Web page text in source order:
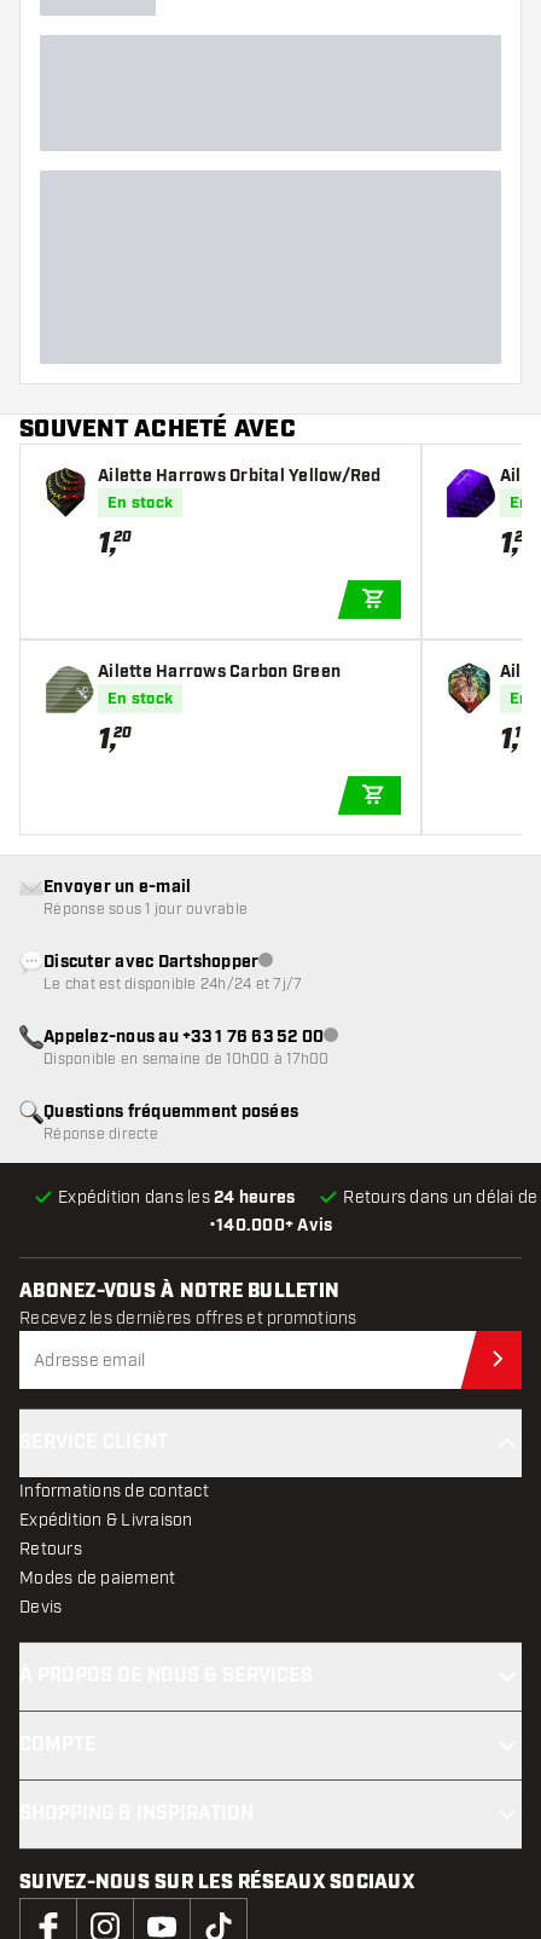
Joueur de fléchettes
SOUVENT ACHETÉ AVEC
Ailette Harrows Orbital Yellow/Red
En stock
1,20
Ailette Harrows Carbon Green
En stock
1,20
En
1,20
En
1,10
•140.000+ Avis
Expédition dans les24 heures Retours dans un délai de
Questions fréquemment posées
Réponse directe
Envoyer un e-mail
Réponse sous 1 jour ouvrable
Discuter avec DartshopperService client indisponible
Le chat est disponible 24h/24 et 7j/7
Appelez-nous au +33 1 76 63 52 00Service client indisponible
Disponible en semaine de 10h00 à 17h00
ABONEZ-VOUS À NOTRE BULLETIN
Recevez les dernières offres et promotions
Informations de contact
Expédition & Livraison
Retours
Modes de paiement
Devis
SUIVEZ-NOUS SUR LES RÉSEAUX SOCIAUX